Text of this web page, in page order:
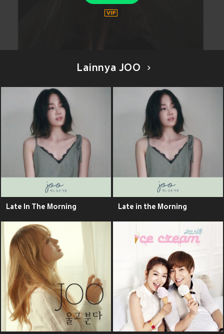
Lainnya JOO
Late In The Morning Late in the Morning